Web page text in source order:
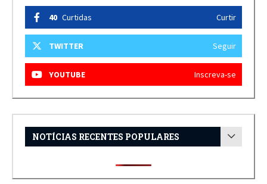
40 Curtidas Curtir
TWITTER Seguir
YOUTUBE Inscreva-se
NOTÍCIAS RECENTES POPULARES